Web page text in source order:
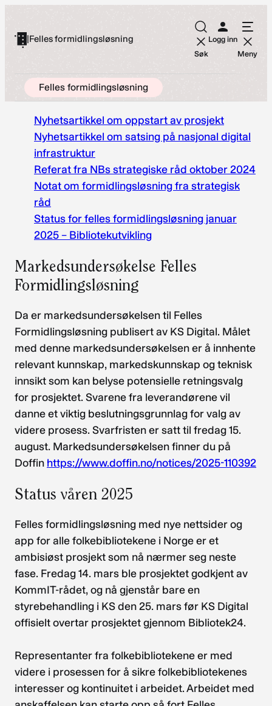
innhold
|Felles formidlingsløsning
Søk
Logg inn
Meny
Felles formidlingsløsning
Nyhetsartikkel om oppstart av prosjekt
Nyhetsartikkel om satsing på nasjonal digital
infrastruktur
Referat fra NBs strategiske råd oktober 2024
Notat om formidlingsløsning fra strategisk
råd
Status for felles formidlingsløsning januar
2025 – Bibliotekutvikling
Markedsundersøkelse Felles
Formidlingsløsning
Da er markedsundersøkelsen til Felles
Formidlingsløsning publisert av KS Digital. Målet
med denne markedsundersøkelsen er å innhente
relevant kunnskap, markedskunnskap og teknisk
innsikt som kan belyse potensielle retningsvalg
for prosjektet. Svarene fra leverandørene vil
danne et viktig beslutningsgrunnlag for valg av
videre prosess. Svarfristen er satt til fredag 15.
august. Markedsundersøkelsen finner du på
Doffin https://www.doffin.no/notices/2025-110392
Status våren 2025
Felles formidlingsløsning med nye nettsider og
app for alle folkebibliotekene i Norge er et
ambisiøst prosjekt som nå nærmer seg neste
fase. Fredag 14. mars ble prosjektet godkjent av
KommIT-rådet, og nå gjenstår bare en
styrebehandling i KS den 25. mars før KS Digital
offisielt overtar prosjektet gjennom Bibliotek24.
Representanter fra folkebibliotekene er med
videre i prosessen for å sikre folkebibliotekenes
interesser og kontinuitet i arbeidet. Arbeidet med